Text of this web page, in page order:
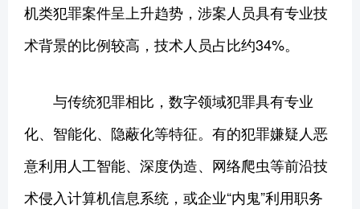
机类犯罪案件呈上升趋势，涉案人员具有专业技
术背景的比例较高，技术人员占比约34%。
与传统犯罪相比，数字领域犯罪具有专业
化、智能化、隐蔽化等特征。有的犯罪嫌疑人恶
意利用人工智能、深度伪造、网络爬虫等前沿技
术侵入计算机信息系统，或企业“内鬼”利用职务